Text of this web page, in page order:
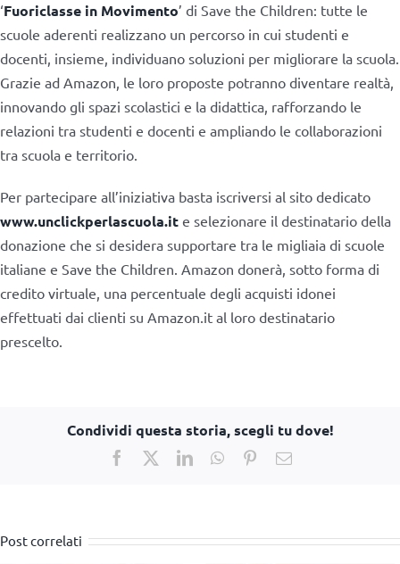
‘Fuoriclasse in Movimento’ di Save the Children: tutte le
scuole aderenti realizzano un percorso in cui studenti e
docenti, insieme, individuano soluzioni per migliorare la scuola.
Grazie ad Amazon, le loro proposte potranno diventare realtà,
innovando gli spazi scolastici e la didattica, rafforzando le
relazioni tra studenti e docenti e ampliando le collaborazioni
tra scuola e territorio.
Per partecipare all’iniziativa basta iscriversi al sito dedicato
www.unclickperlascuola.it e selezionare il destinatario della
donazione che si desidera supportare tra le migliaia di scuole
italiane e Save the Children. Amazon donerà, sotto forma di
credito virtuale, una percentuale degli acquisti idonei
effettuati dai clienti su Amazon.it al loro destinatario
prescelto.
Condividi questa storia, scegli tu dove!
Facebook
X LinkedInWhatsApp
PinterestEmail
Post correlati